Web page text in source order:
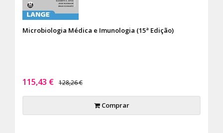
Microbiologia Médica e Imunologia (15ª Edição)
115,43 € 128,26 €
Comprar